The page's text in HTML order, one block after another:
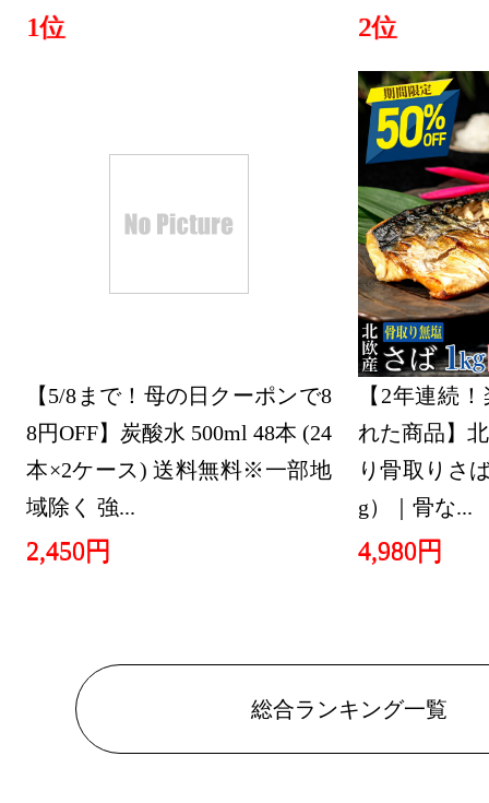
1位
【5/8まで！母の日クーポンで8
8円OFF】炭酸水 500ml 48本 (24
本×2ケース) 送料無料※一部地
域除く 強...
2,450円
2位
【2年連続
れた商品】
り骨取りさ
g）｜骨な...
4,980円
総合ランキング一覧